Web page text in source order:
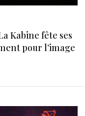
Kabine fête ses
pour l’image